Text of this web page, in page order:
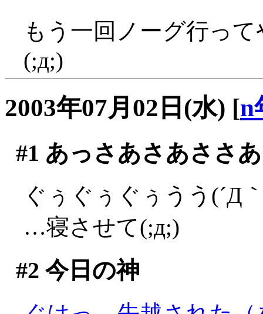
もう一回ノーグ行っ
(;д;)
2003年07月02日(水) [n
#1 あっさあさあささ
ぐぅぐぅぐぅうう(´Д
…寝させて(;д;)
#2 今日の神